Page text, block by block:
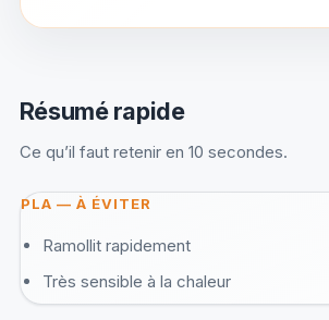
Résumé rapide
Ce qu’il faut retenir en 10 secondes.
PLA — À ÉVITER
Ramollit rapidement
Très sensible à la chaleur